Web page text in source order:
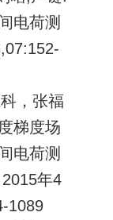
电荷测
，张福
梯度场
电荷测
年4
1089